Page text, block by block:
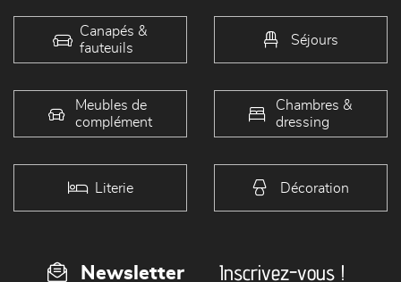
Canapés &
fauteuils
Séjours
Meubles de
complément
Chambres &
dressing
Literie Décoration
Newsletter Inscrivez-vous !